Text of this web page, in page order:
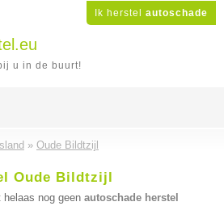
Ik herstel autoschade
u in de buurt!
» Oude Bildtzijl
Oude Bildtzijl
nog geen autoschade herstel